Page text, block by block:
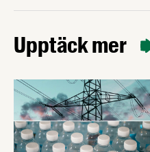
Upptäck mer